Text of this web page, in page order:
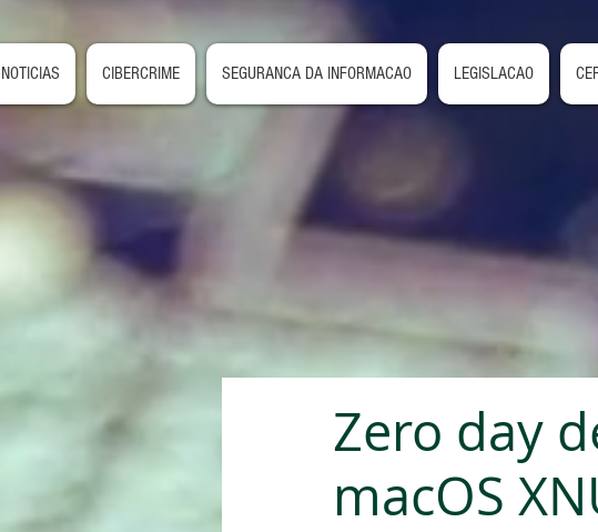
NOTICIAS CIBERCRIME SEGURANCA DA INFORMACAO LEGISLACAO
Zero day
macOS